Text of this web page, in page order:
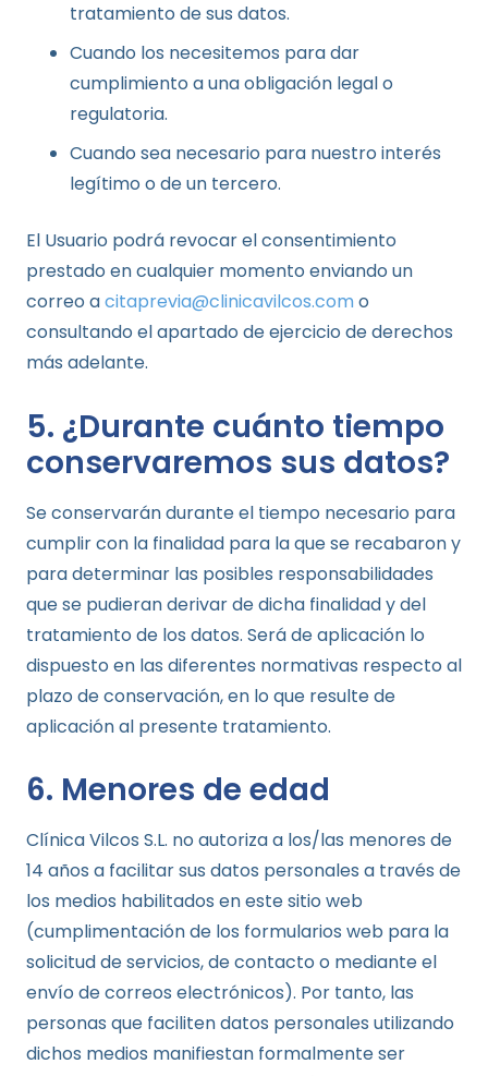
tratamiento de sus datos.
Cuando los necesitemos para dar
cumplimiento a una obligación legal o
regulatoria.
Cuando sea necesario para nuestro interés
legítimo o de un tercero.
El Usuario podrá revocar el consentimiento
prestado en cualquier momento enviando un
correo acitaprevia@clinicavilcos.como
consultando el apartado de ejercicio de derechos
más adelante.
5. ¿Durante cuánto tiempo
conservaremos sus datos?
Se conservarán durante el tiempo necesario para
cumplir con la finalidad para la que se recabaron y
para determinar las posibles responsabilidades
que se pudieran derivar de dicha finalidad y del
tratamiento de los datos. Será de aplicación lo
dispuesto en las diferentes normativas respecto al
plazo de conservación, en lo que resulte de
aplicación al presente tratamiento.
6. Menores de edad
Clínica Vilcos S.L. no autoriza a los/las menores de
14 años a facilitar sus datos personales a través de
los medios habilitados en este sitio web
(cumplimentación de los formularios web para la
solicitud de servicios, de contacto o mediante el
envío de correos electrónicos). Por tanto, las
personas que faciliten datos personales utilizando
dichos medios manifiestan formalmente ser